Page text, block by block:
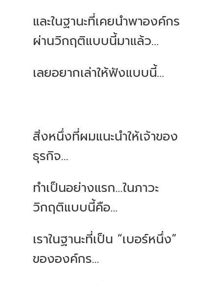
และในฐานะที่เคยนำพาองค์กร
ผ่านวิกฤติแบบนี้มาแล้ว...
เลยอยากเล่าให้ฟังแบบนี้...
สิ่งหนึ่งที่ผมแนะนำให้เจ้าของ
ธุรกิจ...
ทำเป็นอย่างแรก...ในภาวะ
วิกฤติแบบนี้คือ...
เราในฐานะที่เป็น “เบอร์หนึ่ง”
ขององค์กร...